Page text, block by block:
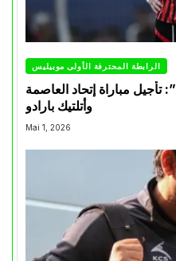
الرابطة المحترفة الأولى موبيليس
تأجيل مباراة إتحاد العاصمة
وأتلتيك بارادو
Mai 1, 2026